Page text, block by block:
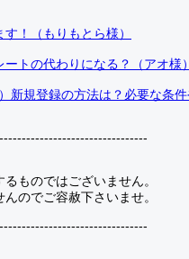
！（もりもとら様）
トの代わりになる？（アオ様
新規登録の方法は？必要な条
ものではございません。
のでご容赦下さいませ。